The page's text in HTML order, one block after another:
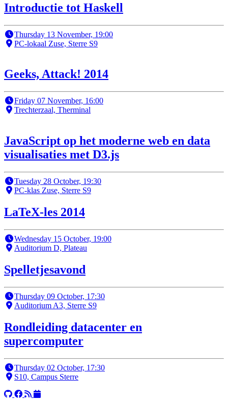
Introductie tot Haskell
Thursday 13 November, 19:00
PC-lokaal Zuse, Sterre S9
Geeks, Attack! 2014
Friday 07 November, 16:00
Trechterzaal, Therminal
JavaScript op het moderne web en data
visualisaties met D3.js
Tuesday 28 October, 19:30
PC-klas Zuse, Sterre S9
LaTeX-les 2014
Wednesday 15 October, 19:00
Auditorium D, Plateau
Spelletjesavond
Thursday 09 October, 17:30
Auditorium A3, Sterre S9
Rondleiding datacenter en
supercomputer
Thursday 02 October, 17:30
S10, Campus Sterre